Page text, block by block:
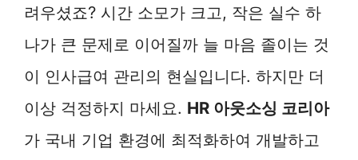
려우셨죠? 시간 소모가 크고, 작은 실수 하
나가 큰 문제로 이어질까 늘 마음 졸이는 것
이 인사급여 관리의 현실입니다. 하지만 더
이상 걱정하지 마세요. HR 아웃소싱 코리아
가 국내 기업 환경에 최적화하여 개발하고